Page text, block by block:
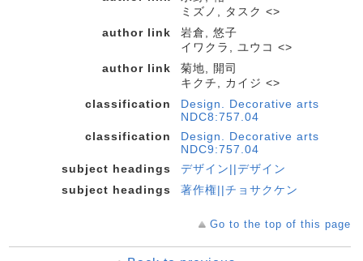
ミズノ, タスク <>
author link
岩倉, 悠子
イワクラ, ユウコ <>
author link
菊地, 開司
キクチ, カイジ <>
classification
Design. Decorative arts
NDC8:757.04
classification
Design. Decorative arts
NDC9:757.04
subject headings
デザイン||デザイン
subject headings
著作権||チョサクケン
Go to the top of this page